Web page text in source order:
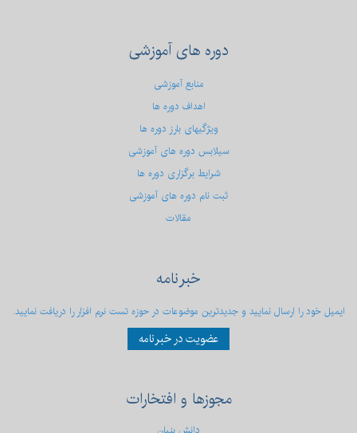
دورههای آموزشی
منابع آموزشی
اهداف دوره ها
ویژگیهای بارز دوره ها
سیلابس دوره های آموزشی
شرایط برگزاری دوره ها
ثبت نام دوره های آموزشی
مقالات
خبرنامه
ایمیل خود را ارسال نمایید و جدیدترین موضوعات در حوزه تست نرم افزار را دریافت نمایید.
عضویت در خبرنامه
مجوزها و افتخارات